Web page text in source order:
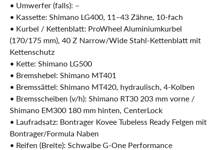
• Umwerfer (falls): –
• Kassette: Shimano LG400, 11–43 Zähne, 10-fach
• Kurbel / Kettenblatt: ProWheel Aluminiumkurbel
(170/175 mm), 40 Z Narrow/Wide Stahl-Kettenblatt mit
Kettenschutz
• Kette: Shimano LG500
• Bremshebel: Shimano MT401
• Bremssättel: Shimano MT420, hydraulisch, 4-Kolben
• Bremsscheiben (v/h): Shimano RT30 203 mm vorne /
Shimano EM300 180 mm hinten, CenterLock
• Laufradsatz: Bontrager Kovee Tubeless Ready Felgen mit
Bontrager/Formula Naben
• Reifen (Breite): Schwalbe G-One Performance